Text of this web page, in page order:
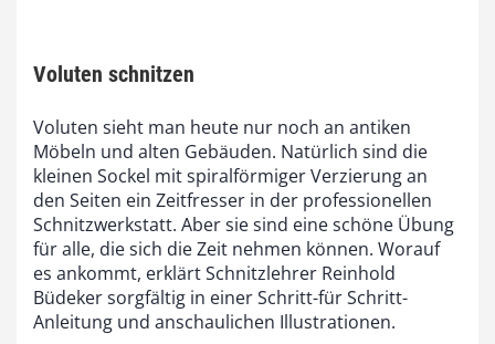
Voluten schnitzen
Voluten sieht man heute nur noch an antiken
Möbeln und alten Gebäuden. Natürlich sind die
kleinen Sockel mit spiralförmiger Verzierung an
den Seiten ein Zeitfresser in der professionellen
Schnitzwerkstatt. Aber sie sind eine schöne Übung
für alle, die sich die Zeit nehmen können. Worauf
es ankommt, erklärt Schnitzlehrer Reinhold
Büdeker sorgfältig in einer Schritt-für Schritt-
Anleitung und anschaulichen Illustrationen.